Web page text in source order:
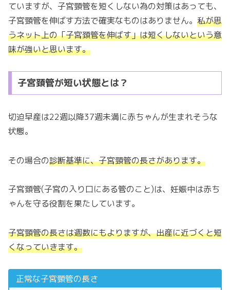
ていますが、子宮頸管を短くしない為の対策はあっても、
子宮頸管を伸ばす方法で確実なものはありません。 私が思
うネット上の「子宮頚管を伸ばす」は短くしないという意
味が強いと思います。
子宮頚管が短い状態とは？
切迫早産は22週以降37週未満に赤ちゃんが生まれそうな
状態。
その場合の診断基準に、子宮頸管の長さがあります。
子宮頚管(子宮の入り口にある管のこと)は、妊娠中は赤ち
ゃんを守る役割を果たしています。
子宮頸管の長さは週数にもよりますが、出産に近づくと短
くなっていきます。
正常な子宮頸管の長さ